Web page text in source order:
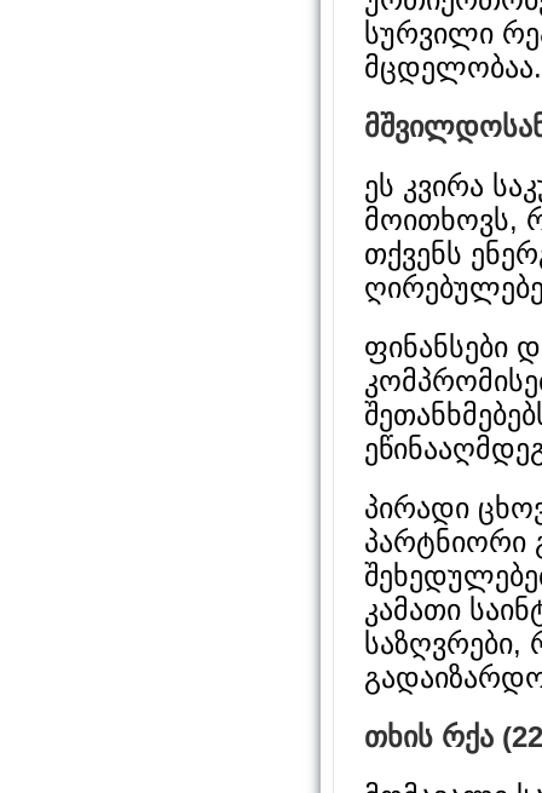
სურვილი
მცდელობაა.
ეს კვირა
მოითხოვს,
თქვენს
ფინანსები
პირადი
პარტნიორი
კამათი
საზღვრები,
თხის რქა